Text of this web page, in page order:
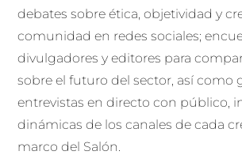
debates sobre ética, objetividad y
comunidad en redes sociales;
divulgadores y editores para
sobre el futuro del sector, así como
entrevistas en directo con público,
dinámicas de los canales de cada
marco del Salón.